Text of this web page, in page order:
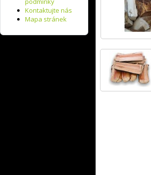
Kontaktujte nás
Mapa stránek